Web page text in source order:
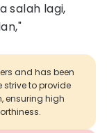
salah lagi,
and has been
strive to provide
ensuring high